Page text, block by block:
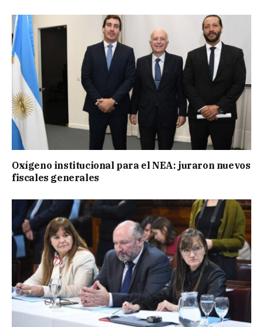
Oxígeno institucional para el NEA: juraron nuevos
fiscales generales